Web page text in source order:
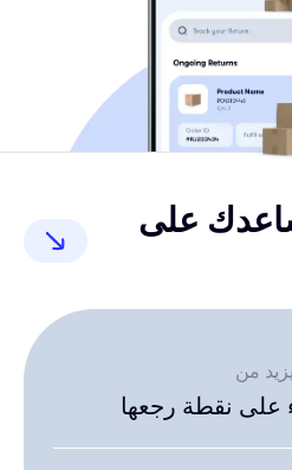
على
يزيد من
على نقطة رجعها